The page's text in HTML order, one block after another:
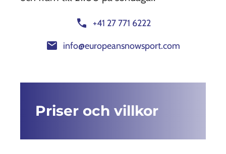
call +41 27 771 6222
mail info@europeansnowsport.com
Priser och villkor